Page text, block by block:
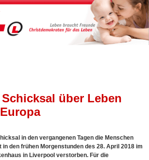
über Leben
in den vergangenen Tagen die Menschen
in den frühen Morgenstunden des 28. April 2018 im
in Liverpool verstorben. Für die